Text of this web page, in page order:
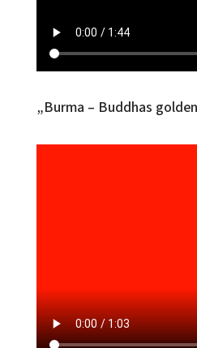
„Burma – Buddhas